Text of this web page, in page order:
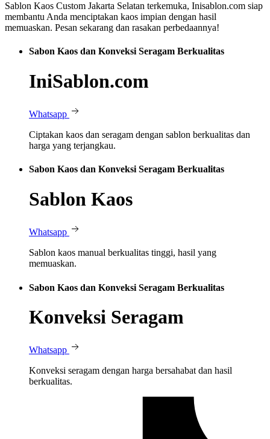
Sablon Kaos Custom Jakarta Selatan terkemuka, Inisablon.com siap
membantu Anda menciptakan kaos impian dengan hasil
memuaskan. Pesan sekarang dan rasakan perbedaannya!
Sabon Kaos dan Konveksi Seragam Berkualitas
IniSablon.com
Whatsapp
Ciptakan kaos dan seragam dengan sablon berkualitas dan
harga yang terjangkau.
Sabon Kaos dan Konveksi Seragam Berkualitas
Sablon Kaos
Whatsapp
Sablon kaos manual berkualitas tinggi, hasil yang
memuaskan.
Sabon Kaos dan Konveksi Seragam Berkualitas
Konveksi Seragam
Whatsapp
Konveksi seragam dengan harga bersahabat dan hasil
berkualitas.